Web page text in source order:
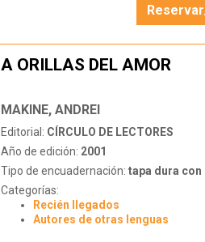
A ORILLAS DEL AMOR
MAKINE, ANDREI
Editorial: CÍRCULO DE LECTORES
Año de edición: 2001
Tipo de encuadernación: tapa dura con
Categorías:
Recién llegados
Autores de otras lenguas